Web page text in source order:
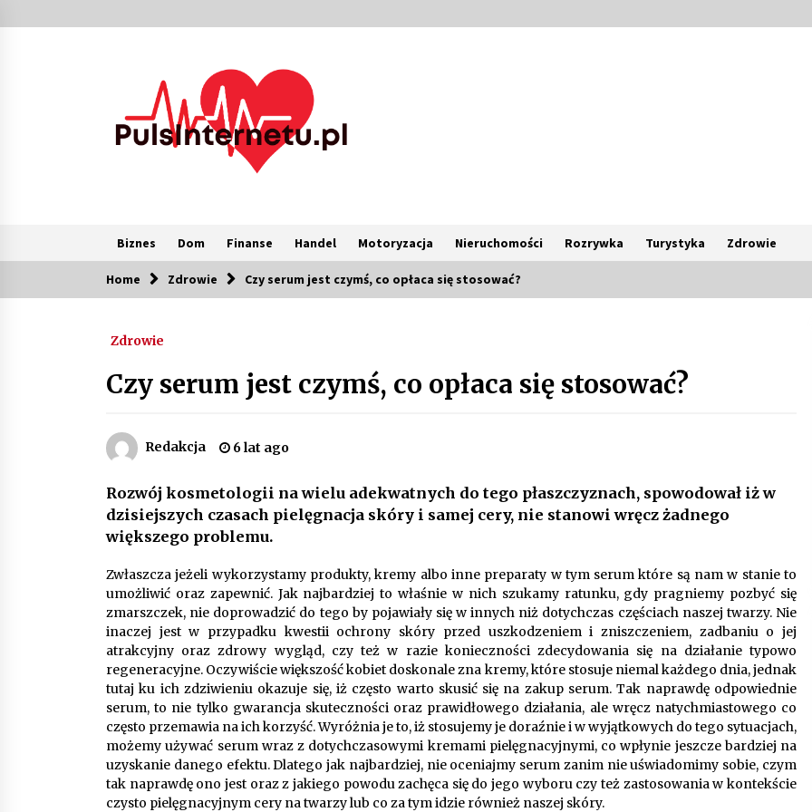
to
Biznes Dom Finanse Handel Motoryzacja Nieruchomości Rozrywka Turystyka Zdrowie
Popularne
1 miesiąc ago
korzyści z cyfryzacji kadr
4 miesiące ago
piecem na drewno, gaz i prąd
Automatyzacja zbierania informacji
zwrotnych – oszczędność czasu
dzięki recom system
9 miesięcy ago
Startpolish w praktyce – jak szybko
Jak wybrać idealny stół do jadalni?
poradnik zakupowy
10 miesięcy ago
Nowoczesne rozwiązania
opakowaniowe dopasowane do
potrzeb różnych branż
12 miesięcy ago
Home Zdrowie Czy serum jest czymś, co opłaca się stosować?
Zdrowie
Czy serum jest czymś, co opłaca się stosować?
Redakcja 6 lat ago
Rozwój kosmetologii na wielu adekwatnych do tego płaszczyznach, spowodował iż w
dzisiejszych czasach pielęgnacja skóry i samej cery, nie stanowi wręcz żadnego
większego problemu.
Zwłaszcza jeżeli wykorzystamy produkty, kremy albo inne preparaty w tym serum które są nam w stanie to
umożliwić oraz zapewnić. Jak najbardziej to właśnie w nich szukamy ratunku, gdy pragniemy pozbyć się
zmarszczek, nie doprowadzić do tego by pojawiały się w innych niż dotychczas częściach naszej twarzy. Nie
inaczej jest w przypadku kwestii ochrony skóry przed uszkodzeniem i zniszczeniem, zadbaniu o jej
atrakcyjny oraz zdrowy wygląd, czy też w razie konieczności zdecydowania się na działanie typowo
regeneracyjne. Oczywiście większość kobiet doskonale zna kremy, które stosuje niemal każdego dnia, jednak
tutaj ku ich zdziwieniu okazuje się, iż często warto skusić się na zakup serum. Tak naprawdę odpowiednie
serum, to nie tylko gwarancja skuteczności oraz prawidłowego działania, ale wręcz natychmiastowego co
często przemawia na ich korzyść. Wyróżnia je to, iż stosujemy je doraźnie i w wyjątkowych do tego sytuacjach,
możemy używać serum wraz z dotychczasowymi kremami pielęgnacyjnymi, co wpłynie jeszcze bardziej na
uzyskanie danego efektu. Dlatego jak najbardziej, nie oceniajmy serum zanim nie uświadomimy sobie, czym
tak naprawdę ono jest oraz z jakiego powodu zachęca się do jego wyboru czy też zastosowania w kontekście
czysto pielęgnacyjnym cery na twarzy lub co za tym idzie również naszej skóry.